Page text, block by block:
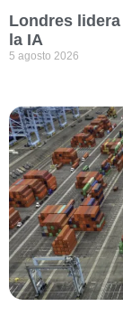
Londres
la IA
5 agosto 2026